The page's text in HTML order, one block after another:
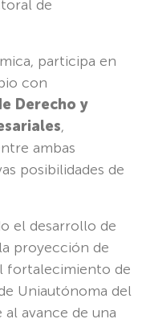
de
participa en
con
Derecho y
,
ambas
posibilidades de
el desarrollo de
proyección de
fortalecimiento de
Uniautónoma del
avance de una